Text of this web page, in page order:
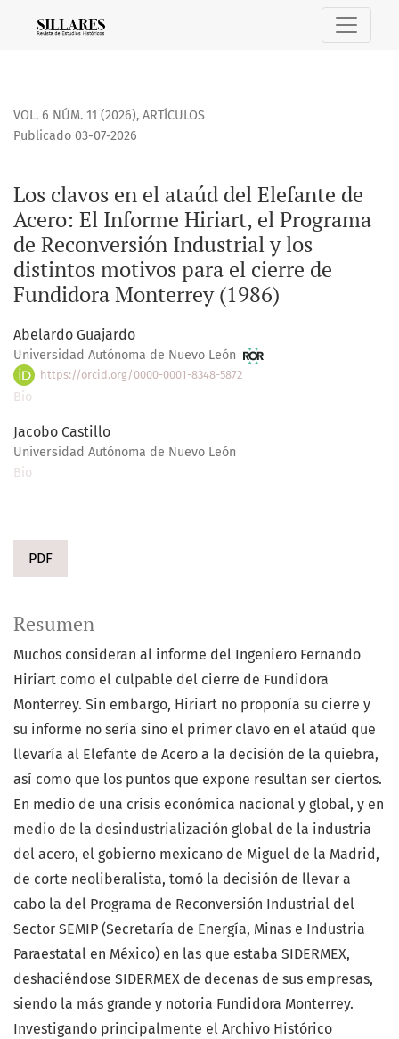
Los clavos en el ataúd del Elefante de Acero: El Informe
VOL. 6 NÚM. 11 (2026), ARTÍCULOS
Los clavos en el ataúd del Elefante de
Acero: El Informe Hiriart, el Programa
de Reconversión Industrial y los
distintos motivos para el cierre de
Fundidora Monterrey (1986)
Publicado 03-07-2026
Abelardo Guajardo
Universidad Autónoma de Nuevo León
https://orcid.org/0000-0001-8348-5872
Bio
Jacobo Castillo
Universidad Autónoma de Nuevo León
Bio
PDF
Resumen
Muchos consideran al informe del Ingeniero Fernando
Hiriart como el culpable del cierre de Fundidora
Monterrey. Sin embargo, Hiriart no proponía su cierre y
su informe no sería sino el primer clavo en el ataúd que
llevaría al Elefante de Acero a la decisión de la quiebra,
así como que los puntos que expone resultan ser ciertos.
En medio de una crisis económica nacional y global, y en
medio de la desindustrialización global de la industria
del acero, el gobierno mexicano de Miguel de la Madrid,
de corte neoliberalista, tomó la decisión de llevar a
cabo la del Programa de Reconversión Industrial del
Sector SEMIP (Secretaría de Energía, Minas e Industria
Paraestatal en México) en las que estaba SIDERMEX,
deshaciéndose SIDERMEX de decenas de sus empresas,
siendo la más grande y notoria Fundidora Monterrey.
Investigando principalmente el Archivo Histórico